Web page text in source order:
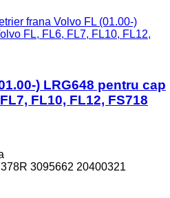
frana Volvo FL (01.00-)
FL, FL6, FL7, FL10, FL12,
) LRG648 pentru cap
FL10, FL12, FS718
3095662 20400321